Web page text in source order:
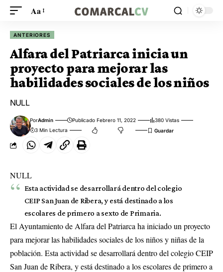
Aa
ANTERIORES
Alfara del Patriarca inicia un
proyecto para mejorar las
habilidades sociales de los niños
NULL
PorAdmin Publicado Febrero 11, 2022
380 Vistas
3 Min Lectura
NULL
Esta actividad se desarrollará dentro del colegio
CEIP San Juan de Ribera, y está destinado a los
escolares de primero a sexto de Primaria.
El Ayuntamiento de Alfara del Patriarca ha iniciado un proyecto
para mejorar las habilidades sociales de los niños y niñas de la
población. Esta actividad se desarrollará dentro del colegio CEIP
San Juan de Ribera, y está destinado a los escolares de primero a